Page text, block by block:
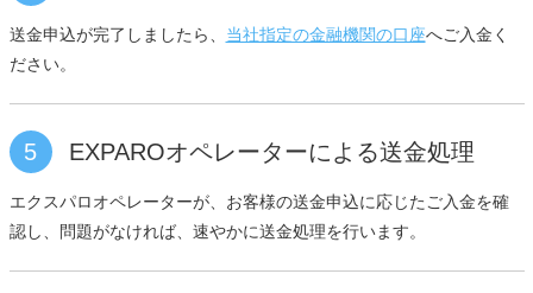
送金申込が完了しましたら、 当社指定の金融機関の口座へご入金く
ださい。
5 EXPAROオペレーターによる送金処理
エクスパロオペレーターが、お客様の送金申込に応じたご入金を確
認し、問題がなければ、速やかに送金処理を行います。